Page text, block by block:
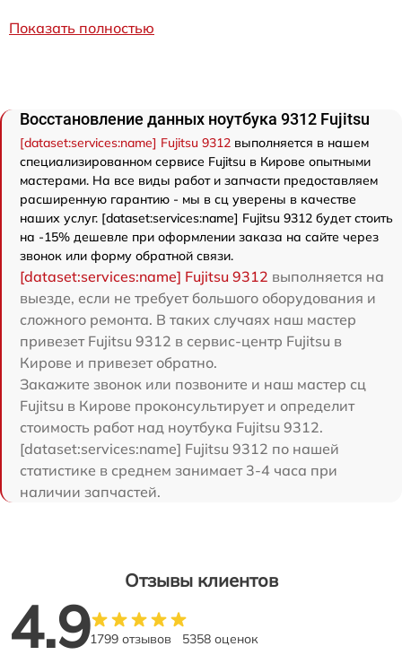
Показать полностью
Восстановление данных ноутбука 9312 Fujitsu
[dataset:services:name] Fujitsu 9312 выполняется в нашем
специализированном сервисе Fujitsu в Кирове опытными
мастерами. На все виды работ и запчасти предоставляем
расширенную гарантию - мы в сц уверены в качестве
наших услуг. [dataset:services:name] Fujitsu 9312 будет стоить
на -15% дешевле при оформлении заказа на сайте через
звонок или форму обратной связи.
[dataset:services:name] Fujitsu 9312 выполняется на
выезде, если не требует большого оборудования и
сложного ремонта. В таких случаях наш мастер
привезет Fujitsu 9312 в сервис-центр Fujitsu в
Кирове и привезет обратно.
Закажите звонок или позвоните и наш мастер сц
Fujitsu в Кирове проконсультирует и определит
стоимость работ над ноутбука Fujitsu 9312.
[dataset:services:name] Fujitsu 9312 по нашей
статистике в среднем занимает 3-4 часа при
наличии запчастей.
Отзывы клиентов
4.91799 отзывов 5358 оценок